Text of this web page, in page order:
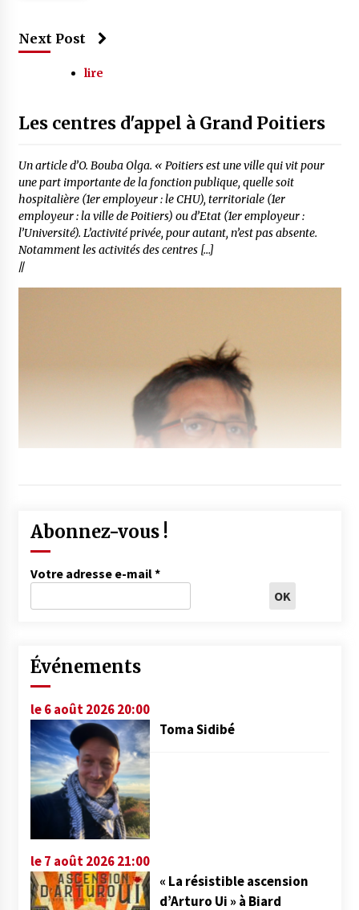
Next Post
lire
Les centres d'appel à Grand Poitiers
Un article d’O. Bouba Olga. « Poitiers est une ville qui vit pour
une part importante de la fonction publique, quelle soit
hospitalière (1er employeur : le CHU), territoriale (1er
employeur : la ville de Poitiers) ou d’Etat (1er employeur :
l’Université). L’activité privée, pour autant, n’est pas absente.
Notamment les activités des centres […]
//
Abonnez-vous !
Votre adresse e-mail*
Événements
le 6 août 2026 20:00
Toma Sidibé
le 7 août 2026 21:00
« La résistible ascension
d’Arturo Ui » à Biard